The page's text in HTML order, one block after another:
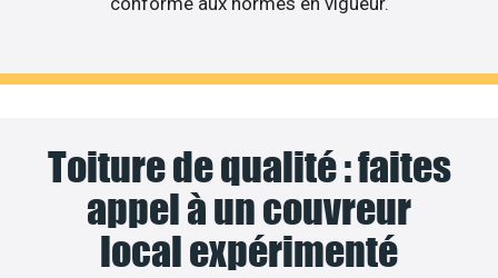
Toiture de qualité : faites
appel à un couvreur
local expérimenté